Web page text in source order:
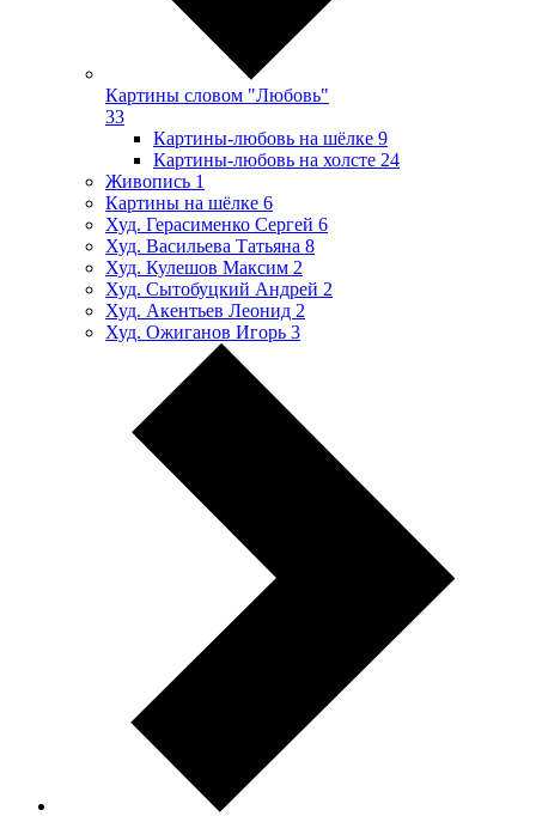
Картины словом "Любовь"
33
Картины-любовь на шёлке 9
Картины-любовь на холсте 24
Живопись 1
Картины на шёлке 6
Худ. Герасименко Сергей 6
Худ. Васильева Татьяна 8
Худ. Кулешов Максим 2
Худ. Сытобуцкий Андрей 2
Худ. Акентьев Леонид 2
Худ. Ожиганов Игорь 3